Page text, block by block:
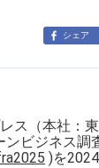
シェア
ス（本社：
ンビジネス調
)を